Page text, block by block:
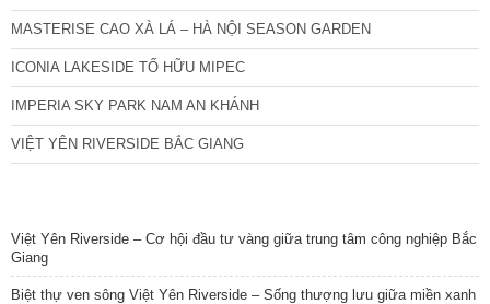
MASTERISE CAO XÀ LÁ – HÀ NỘI SEASON GARDEN
ICONIA LAKESIDE TỐ HỮU MIPEC
IMPERIA SKY PARK NAM AN KHÁNH
VIỆT YÊN RIVERSIDE BẮC GIANG
Việt Yên Riverside – Cơ hội đầu tư vàng giữa trung tâm công nghiệp Bắc
Giang
Biệt thự ven sông Việt Yên Riverside – Sống thượng lưu giữa miền xanh